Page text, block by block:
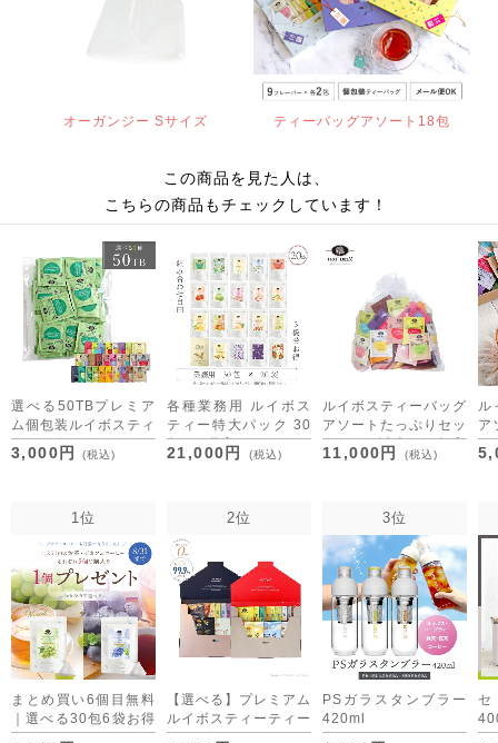
オーガンジー Sサイズ ティーバッグアソート18包
この商品を見た人は、
こちらの商品もチェックしています！
選べる50TBプレミア
ム個包装ルイボスティ
ー [M便 1/1]
3,000円 (税込)
各種業務用 ルイボス
ティー特大パック 30
包×20袋入
21,000円 (税込)
ルイボスティーバッグ
アソートたっぷりセッ
ト 15種以上200包入
り 200TB
11,000円 (税込)
ル
ア
[M
1位
まとめ買い6個目無料
｜選べる30包6袋お得
セット デカフェコー
2位
【選べる】プレミアム
ルイボスティーティー
バッグ・デカフェコー
3位
PSガラスタンブラー
420ml